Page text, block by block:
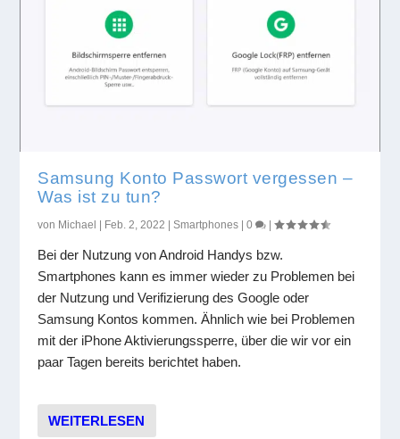
Samsung Konto Passwort vergessen –
Was ist zu tun?
von Michael | Feb. 2, 2022 |Smartphones |0 |
Bei der Nutzung von Android Handys bzw.
Smartphones kann es immer wieder zu Problemen bei
der Nutzung und Verifizierung des Google oder
Samsung Kontos kommen. Ähnlich wie bei Problemen
mit der iPhone Aktivierungssperre, über die wir vor ein
paar Tagen bereits berichtet haben.
WEITERLESEN